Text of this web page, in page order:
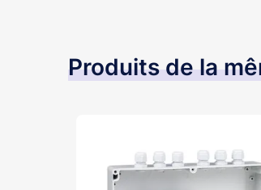
Produits de la